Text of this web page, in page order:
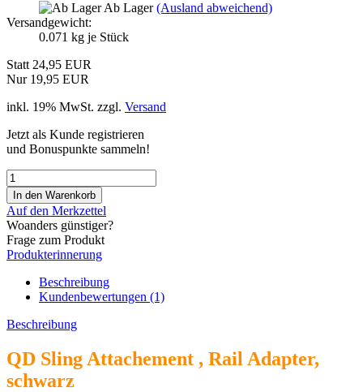
Ab Lager(Ausland abweichend)
Versandgewicht:
0.071 kg je Stück
Statt 24,95 EUR
Nur 19,95 EUR
inkl. 19% MwSt. zzgl. Versand
Jetzt als Kunde registrieren
und Bonuspunkte sammeln!
Auf den Merkzettel
Woanders günstiger?
Frage zum Produkt
Produkterinnerung
Beschreibung
Kundenbewertungen (1)
Beschreibung
QD Sling Attachement , Rail Adapter,
schwarz